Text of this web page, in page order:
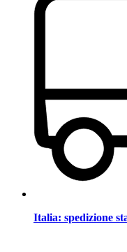
Italia: spedizione